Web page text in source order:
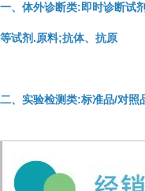
一、体外诊断类:即时诊断试
等试剂.原料;抗体、抗原
二、实验检测类:标准品/对照